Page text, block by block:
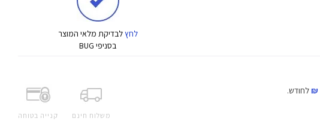
לחץלבדיקת מלאי המוצר
בסניפי BUG
משלוח חינם קנייה בטוחה
לחודש.